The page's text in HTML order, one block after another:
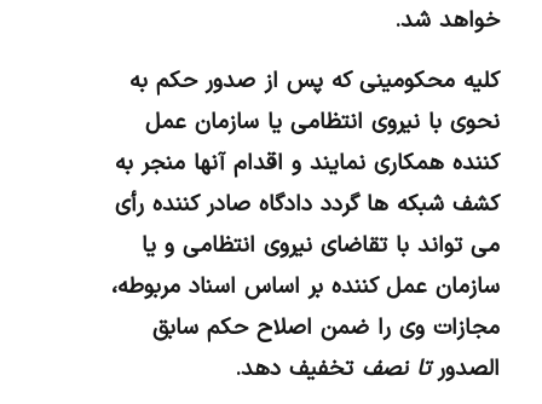
خواهد شد.
کلیه محکومینی که پس از صدور حکم به
نحوی با نیروی انتظامی یا سازمان عمل
کننده همکاری نمایند و اقدام آنها منجر به
کشف شبکه ها گردد دادگاه صادر کننده رأی
می تواند با تقاضای نیروی انتظامی و یا
سازمان عمل کننده بر اساس اسناد مربوطه،
مجازات وی را ضمن اصلاح حکم سابق
الصدورتا نصف تخفیف دهد.